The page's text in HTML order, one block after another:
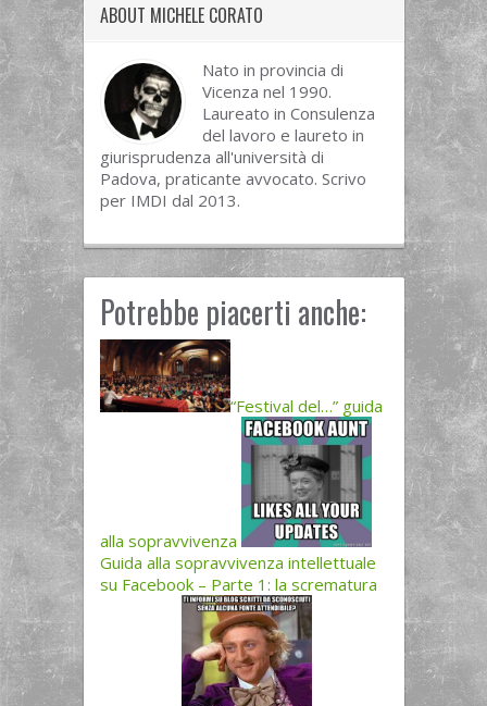
ABOUT MICHELE CORATO
Nato in provincia di
Vicenza nel 1990.
Laureato in Consulenza
del lavoro e laureto in
giurisprudenza all'università di
Padova, praticante avvocato. Scrivo
per IMDI dal 2013.
Potrebbe piacerti anche:
“Festival del…” guida
alla sopravvivenza
Guida alla sopravvivenza intellettuale
su Facebook – Parte 1: la scrematura